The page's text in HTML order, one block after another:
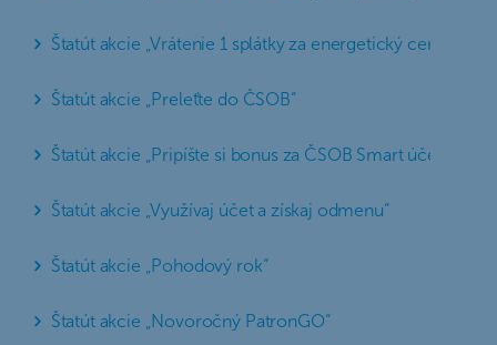
Štatút akcie „Vrátenie 1 splátky za energetický certifikát
Štatút akcie „Preleťte do ČSOB“
Štatút akcie „Pripíšte si bonus za ČSOB Smart účet s
Štatút akcie „Využívaj účet a získaj odmenu“
Štatút akcie „Pohodový rok“
Štatút akcie „Novoročný PatronGO“